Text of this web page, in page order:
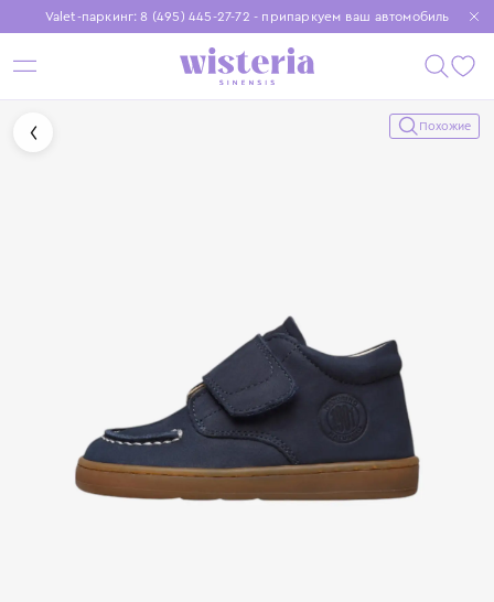
Valet-паркинг: 8 (495) 445-27-72 - припаркуем ваш автомобиль
Бесплатная доставка при заказе от 15 000 ₽
Установите приложение, чтобы покупки были еще удобнее
Похожие